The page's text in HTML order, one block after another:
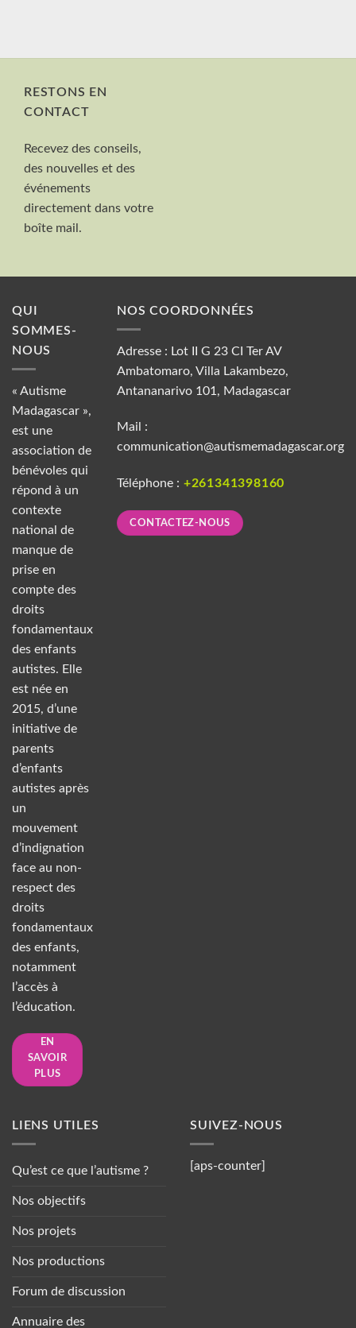
RESTONS EN
CONTACT
Recevez des conseils,
des nouvelles et des
événements
directement dans votre
boîte mail.
QUI
SOMMES-
NOUS
« Autisme
Madagascar »,
est une
association de
bénévoles qui
répond à un
contexte
national de
manque de
prise en
compte des
droits
fondamentaux
des enfants
autistes. Elle
est née en
2015, d’une
initiative de
parents
d’enfants
autistes après
un
mouvement
d’indignation
face au non-
respect des
droits
fondamentaux
des enfants,
notamment
l’accès à
l’éducation.
EN
SAVOIR
PLUS
NOS COORDONNÉES
Adresse : Lot II G 23 CI Ter AV
Ambatomaro, Villa Lakambezo,
Antananarivo 101, Madagascar
Mail :
communication@autismemadagascar.org
Téléphone : +261341398160
CONTACTEZ-NOUS
LIENS UTILES
Qu’est ce que l’autisme ?
Nos objectifs
Nos projets
Nos productions
Forum de discussion
Annuaire des
SUIVEZ-NOUS
[aps-counter]